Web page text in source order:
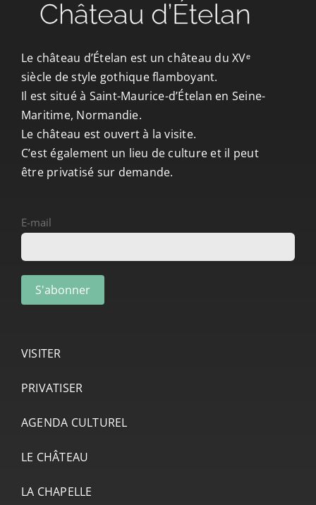
Le château d’Ételan est un château du XVᵉ
siècle de style gothique flamboyant.
Il est situé à Saint-Maurice-d’Ételan en Seine-
Maritime, Normandie.
Le château est ouvert à la visite.
C’est également un lieu de culture et il peut
être privatisé sur demande.
E-mail
VISITER
PRIVATISER
AGENDA CULTUREL
LE CHÂTEAU
LA CHAPELLE